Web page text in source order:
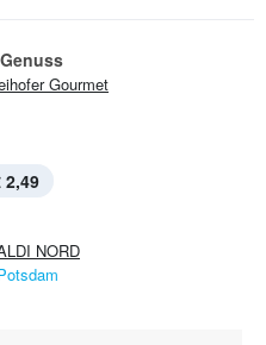
Gourmet
2,49
NORD